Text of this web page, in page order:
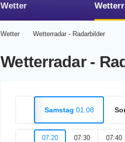
Wetter
Wetter Wetterradar - Radarbilder
Wetterradar -
Samstag 01.08
07:20 07:30 07:40